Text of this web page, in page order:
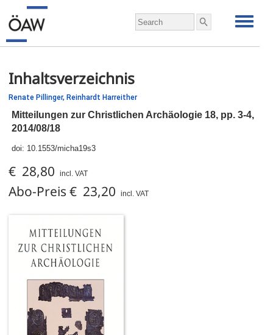
Inhaltsverzeichnis
Renate Pillinger, Reinhardt Harreither
Mitteilungen zur Christlichen Archäologie 18, pp. 3-4,
2014/08/18
doi: 10.1553/micha19s3
€ 28,80 incl. VAT
Abo-Preis € 23,20 incl. VAT